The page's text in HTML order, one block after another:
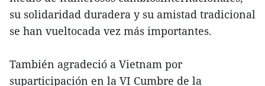
su solidaridad duradera y su amistad tradicional
se han vueltocada vez más importantes.
También agradeció a Vietnam por
suparticipación en la VI Cumbre de la